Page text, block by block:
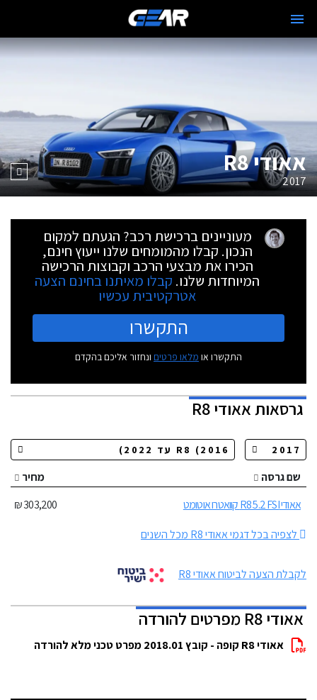
אאודי R8
2017
מעוניינים ברכישת רכב? הגעתם למקום
הנכון. קבלו מהמומחים שלנו ייעוץ חינם,
הכירו את מבצעי הרכב וקבוצות הרכישה
המיוחדות שלנו. קבלו מאיתנו בחינם הצעה
אטרקטיבית עכשיו
התקשרו
התקשרו או מלאו פרטים ונחזור אליכם בהקדם
גרסאותאאודי R8
שם גרסה
מחיר
אאודי R8 5.2 FSI קוואטרו אוטומט
303,200 ₪
לצפיה בכל דגמי אאודי R8 מכל השנים
לקבלת הצעה לביטוח אאודי R8
אאודי R8 מפרטים להורדה
אאודי R8 קופה - קובץ 2018.01 מפרט טכני מלא להורדה